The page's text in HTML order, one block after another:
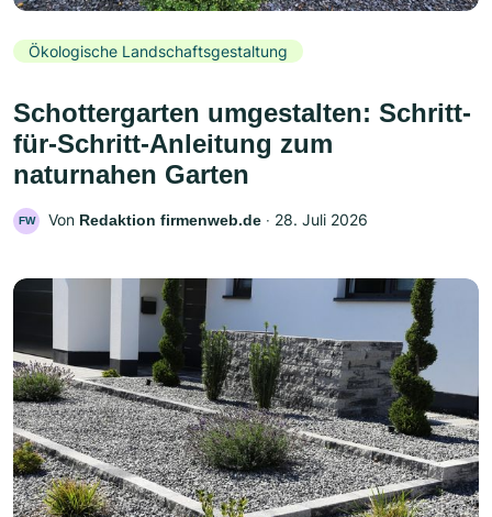
Ökologische Landschaftsgestaltung
Schottergarten umgestalten: Schritt-
für-Schritt-Anleitung zum
naturnahen Garten
FW Von Redaktion firmenweb.de ‧ 28. Juli 2026